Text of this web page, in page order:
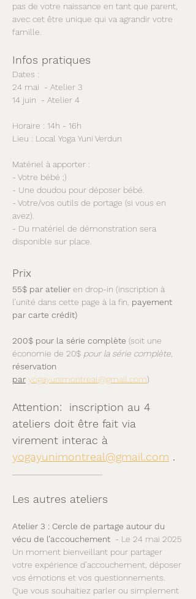
pas de votre naissance en tant que parent,
avec cet être unique qui va agrandir votre
famille.
Infos pratiques
Dates :
24 mai  - Atelier 3
14 juin  - Atelier 4
Horaire : 14h - 16h
Lieu : Local Yoga Yuni Verdun
Matériel à apporter :
- Votre bébé ;)
- Une doudou pour déposer bébé.
- Votre/vos outils de portage (si vous en
avez).
- Du matériel de démonstration sera
disponible sur place.
Prix
55$ par atelier en drop-in (inscription à
l’unité dans cette page à la fin, payement
par carte crédit)
200$ pour la série complète (soit une
économie de 20$ pour la série complète
réservation
par yogayunimontreal@gmail.com)
Attention:  inscription au 4
ateliers doit être fait via
virement interac à
yogayunimontreal@gmail.com .
Les autres ateliers
Atelier 3 : Cercle de partage autour du
vécu de l’accouchement - Le 24 mai 2025
Un moment bienveillant pour partager
votre expérience d’accouchement, déposer
vos émotions et vos questionnements.
Que vous souhaitiez parler ou simplement